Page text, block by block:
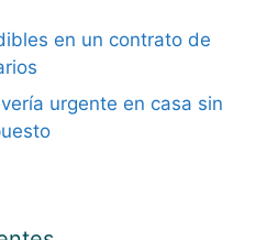
en un contrato de
urgente en casa sin